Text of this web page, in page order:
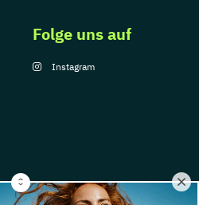
Folge uns auf
Instagram